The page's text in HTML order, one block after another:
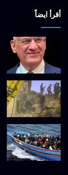
أقرأ ايضاً